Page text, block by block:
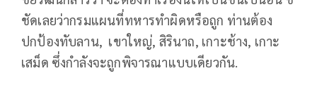
ชัดเลยว่ากรมแผนที่ทหารทำผิดหรือถูก ท่านต้อง
ปกป้องทับลาน, เขาใหญ่, สิรินาถ, เกาะช้าง, เกาะ
เสม็ด ซึ่งกำลังจะถูกพิจารณาแบบเดียวกัน.